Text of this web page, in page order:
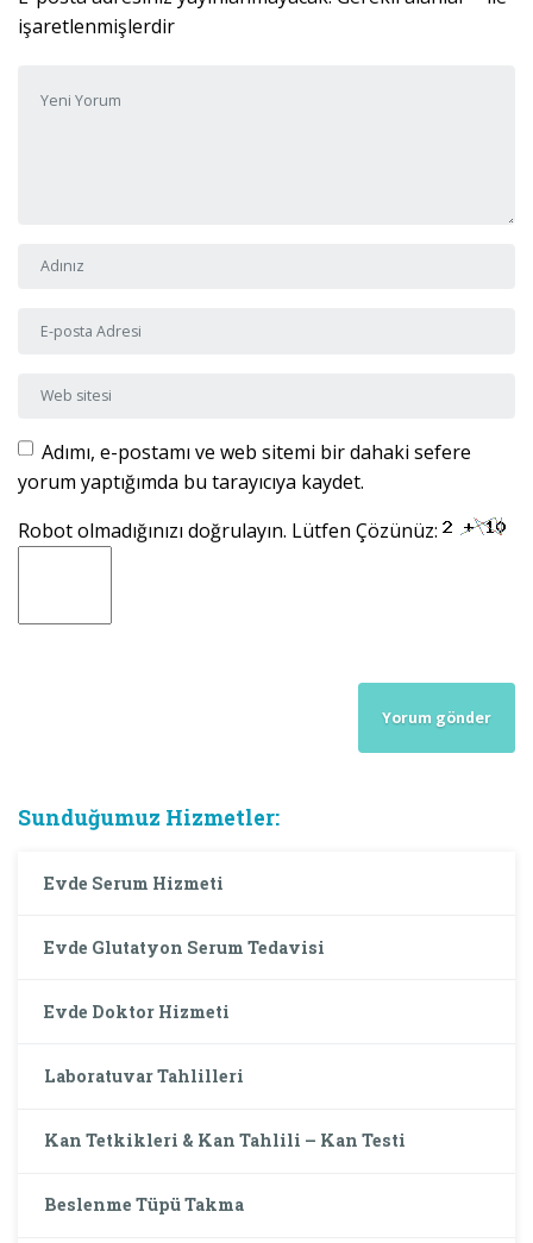
işaretlenmişlerdir
Adı ve Soyadı
E-posta Adresi
Web sitesi
Adımı, e-postamı ve web sitemi bir dahaki sefere
yorum yaptığımda bu tarayıcıya kaydet.
Robot olmadığınızı doğrulayın. Lütfen Çözünüz:
Sunduğumuz Hizmetler:
Evde Serum Hizmeti
Evde Glutatyon Serum Tedavisi
Evde Doktor Hizmeti
Laboratuvar Tahlilleri
Kan Tetkikleri & Kan Tahlili – Kan Testi
Beslenme Tüpü Takma